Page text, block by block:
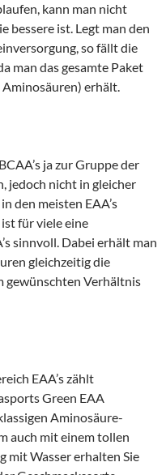
kann man nicht
bessere ist. Legt man den
so fällt die
man das gesamte Paket
erhält.
ja zur Gruppe der
jedoch nicht in gleicher
den meisten EAA’s
für viele eine
sinnvoll. Dabei erhält man
gleichzeitig die
gewünschten Verhältnis
EAA’s zählt
Green EAA
Aminosäure-
auch mit einem tollen
mit Wasser erhalten Sie